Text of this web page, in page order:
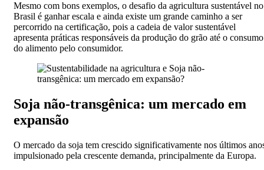
Mesmo com bons exemplos, o desafio da agricultura sustentável no
Brasil é ganhar escala e ainda existe um grande caminho a ser
percorrido na certificação, pois a cadeia de valor sustentável
apresenta práticas responsáveis da produção do grão até o consumo
do alimento pelo consumidor.
Soja não-transgênica: um mercado em
expansão
O mercado da soja tem crescido significativamente nos últimos
impulsionado pela crescente demanda, principalmente da Europa.